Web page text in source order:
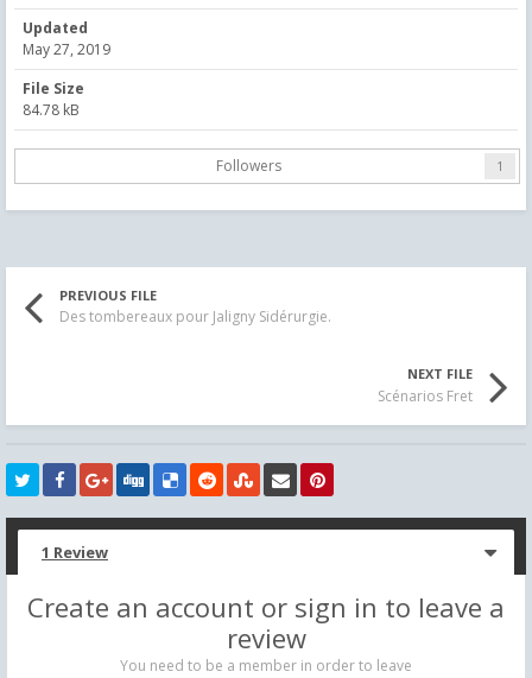
Updated
May 27, 2019
File Size
84.78 kB
Followers 1
PREVIOUS FILE
Des tombereaux pour Jaligny Sidérurgie.
NEXT FILE
Scénarios Fret
1 Review
Create an account or sign in to leave a
review
You need to be a member in order to leave